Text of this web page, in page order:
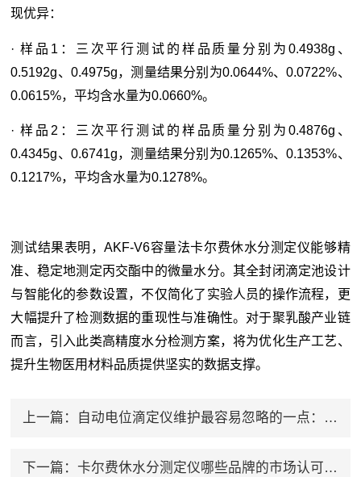
现优异：
· 样品1：三次平行测试的样品质量分别为0.4938g、
0.5192g、0.4975g，测量结果分别为0.0644%、0.0722%、
0.0615%，平均含水量为0.0660%。
· 样品2：三次平行测试的样品质量分别为0.4876g、
0.4345g、0.6741g，测量结果分别为0.1265%、0.1353%、
0.1217%，平均含水量为0.1278%。
测试结果表明，AKF-V6容量法卡尔费休水分测定仪能够精
准、稳定地测定丙交酯中的微量水分。其全封闭滴定池设计
与智能化的参数设置，不仅简化了实验人员的操作流程，更
大幅提升了检测数据的重现性与准确性。对于聚乳酸产业链
而言，引入此类高精度水分检测方案，将为优化生产工艺、
提升生物医用材料品质提供坚实的数据支撑。
上一篇： 自动电位滴定仪维护最容易忽略的一点：电极才是耗材王
下一篇： 卡尔费休水分测定仪哪些品牌的市场认可度更高？用户反馈较好的厂家有哪些？